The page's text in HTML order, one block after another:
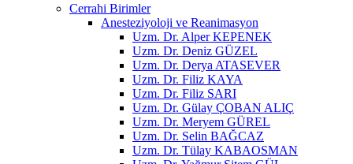
Cerrahi Birimler
Anesteziyoloji ve Reanimasyon
Uzm. Dr. Alper KEPENEK
Uzm. Dr. Deniz GÜZEL
Uzm. Dr. Derya ATASEVER
Uzm. Dr. Filiz KAYA
Uzm. Dr. Filiz SARI
Uzm. Dr. Gülay ÇOBAN ALIÇ
Uzm. Dr. Meryem GÜREL
Uzm. Dr. Selin BAĞCAZ
Uzm. Dr. Tülay KABAOSMAN